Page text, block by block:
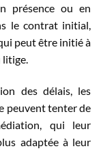
présence ou en
le contrat initial,
peut être initié à
litige.
des délais, les
peuvent tenter de
qui leur
adaptée à leur